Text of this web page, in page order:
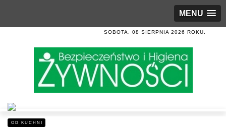
MENU
SOBOTA, 08 SIERPNIA 2026 ROKU.
OD KUCHNI